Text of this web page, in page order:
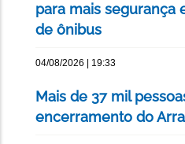
para mais segurança
de ônibus
04/08/2026 | 19:33
Mais de 37 mil
encerramento do